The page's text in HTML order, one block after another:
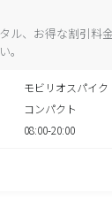
ル、お得な割引料
。
モビリオスパイク
コンパクト
08:00-20:00